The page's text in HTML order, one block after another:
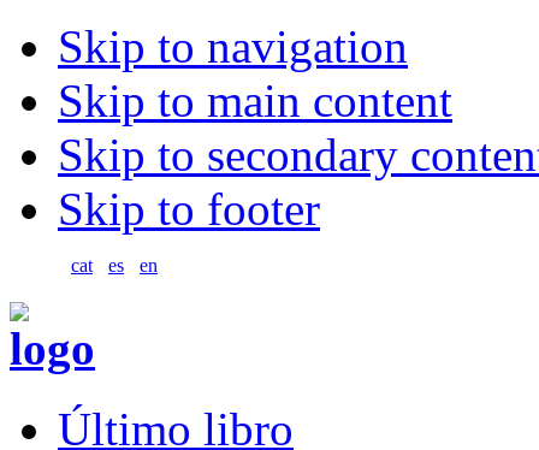
Skip to navigation
Skip to main content
Skip to secondary
Skip to footer
cat es en
Último libro